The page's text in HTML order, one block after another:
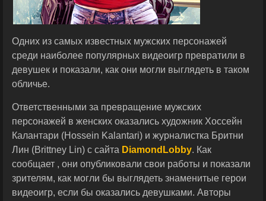
Одних из самых известных мужских персонажей
среди наиболее популярных видеоигр превратили в
девушек и показали, как они могли выглядеть в таком
обличье.
Ответственными за превращение мужских
персонажей в женских оказались художник Хоссейн
Калантари (Hossein Kalantari) и журналистка Бритни
Лин (Brittney Lin) с сайта DiamondLobby. Как
сообщает , они опубликовали свои работы и показали
зрителям, как могли бы выглядеть знаменитые герои
видеоигр, если бы оказались девушками. Авторы